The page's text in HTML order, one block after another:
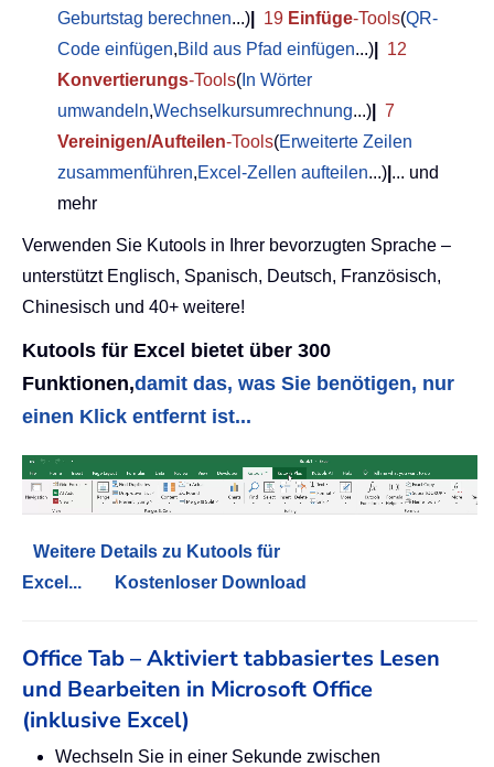
Geburtstag berechnen...) 19 Einfüge-Tools(QR-
Code einfügen,Bild aus Pfad einfügen...)
12
Konvertierungs-Tools( In Wörter
umwandeln,Wechselkursumrechnung...)
7
Vereinigen/Aufteilen-Tools(Erweiterte Zeilen
zusammenführen,Excel-Zellen aufteilen...) ... und
mehr
Verwenden Sie Kutools in Ihrer bevorzugten Sprache –
unterstützt Englisch, Spanisch, Deutsch, Französisch,
Chinesisch und 40+ weitere!
Kutools für Excel bietet über 300
Funktionen,damit das, was Sie benötigen, nur
einen Klick entfernt ist...
Weitere Details zu Kutools für
Excel...
Kostenloser Download
Office Tab – Aktiviert tabbasiertes Lesen
und Bearbeiten in Microsoft Office
(inklusive Excel)
Wechseln Sie in einer Sekunde zwischen